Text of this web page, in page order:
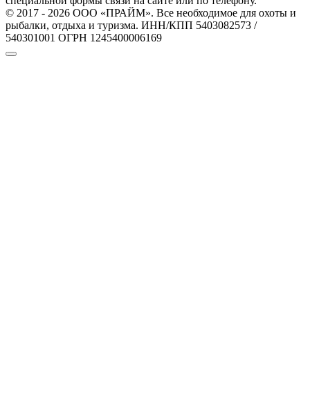
© 2017 - 2026 ООО «ПРАЙМ». Все необходимое для охоты и
рыбалки, отдыха и туризма. ИНН/КПП 5403082573 /
540301001 ОГРН 1245400006169